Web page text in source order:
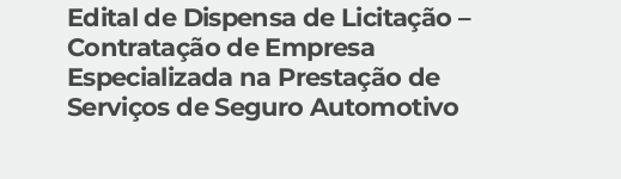
Edital de Dispensa de Licitação –
Contratação de Empresa
Especializada na Prestação de
Serviços de Seguro Automotivo